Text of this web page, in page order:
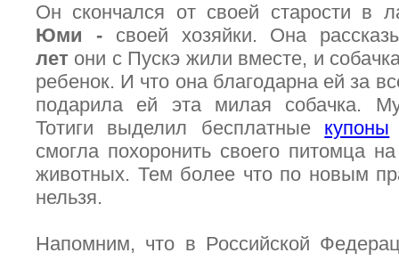
Он скончался от своей старости в
Юми -своей хозяйки. Она
лет они с Пускэ жили вместе, и
ребенок. И что она благодарна ей за
подарила ей эта милая собачка.
Тотиги выделил бесплатные купоны
смогла похоронить своего питомца
животных. Тем более что по новым
нельзя.
Напомним, что в Российской